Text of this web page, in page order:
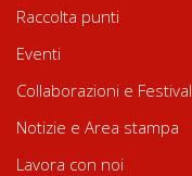
Raccolta punti
Eventi
Collaborazioni e Festival
Notizie e Area stampa
Lavora con noi